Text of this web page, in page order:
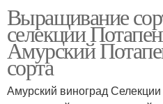
Выращивание
селекции
Амурский
сорта
Амурский виноград